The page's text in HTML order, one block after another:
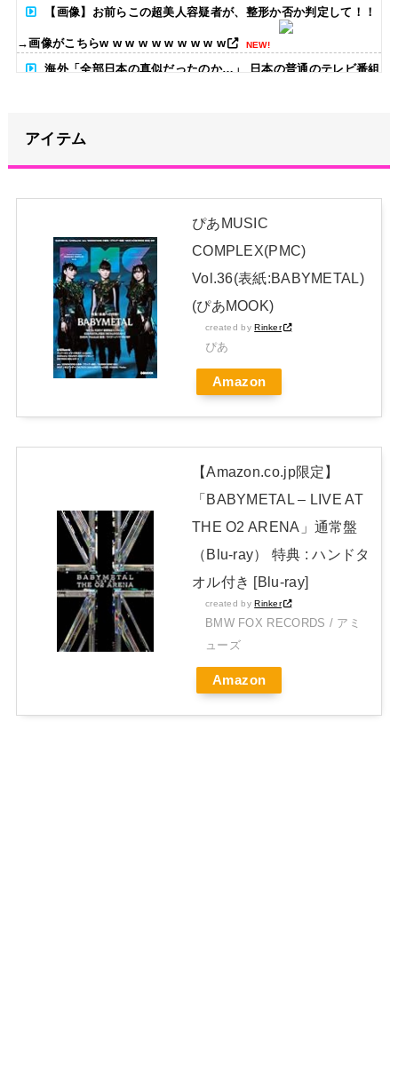
【画像】お前らこの超美人容疑者が、整形か否か判定して！！
→画像がこちらw w w w w w w w w w NEW!
海外「全部日本の真似だったのか…」 日本の普通のテレビ番組
【画像】どのくノ一を快楽責めしたいｗｗｗｗｗ
めての水着グラビアを独占スクープ！ NEW!
日本独自企画・限定生産盤「METAL FORTH (DELUXE
JAPAN EDITION)」着弾
【BABYMETAL】METAL FORTH DELUXE JAPAN EDITION
開封レビュー!
アイテム
ぴあMUSIC
COMPLEX(PMC)
Vol.36(表紙:BABYMETAL)
(ぴあMOOK)
created byRinker
ぴあ
Amazon
【Amazon.co.jp限定】
「BABYMETAL – LIVE AT
THE O2 ARENA」通常盤
（Blu-ray） 特典 : ハンドタ
オル付き [Blu-ray]
created byRinker
BMW FOX RECORDS / アミ
ューズ
Amazon